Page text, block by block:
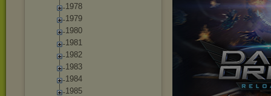
1978
1979
1980
1981
1982
1983
1984
1985